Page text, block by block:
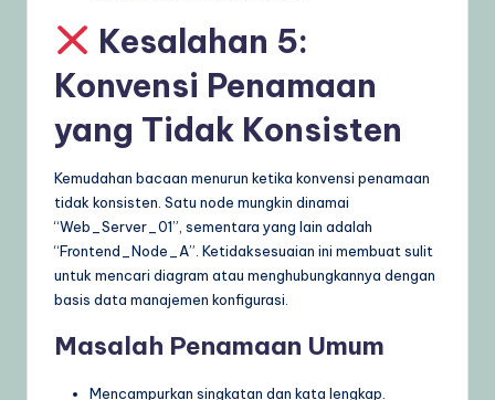
Kesalahan 5:
Konvensi Penamaan
yang Tidak Konsisten
Kemudahan bacaan menurun ketika konvensi penamaan
tidak konsisten. Satu node mungkin dinamai
“Web_Server_01”, sementara yang lain adalah
“Frontend_Node_A”. Ketidaksesuaian ini membuat sulit
untuk mencari diagram atau menghubungkannya dengan
basis data manajemen konfigurasi.
Masalah Penamaan Umum
Mencampurkan singkatan dan kata lengkap.